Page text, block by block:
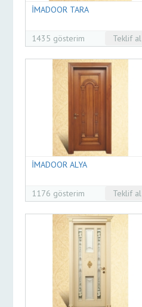
İMADOOR TARA
1435 gösterim Teklif al
İMADOOR ALYA
1176 gösterim Teklif al